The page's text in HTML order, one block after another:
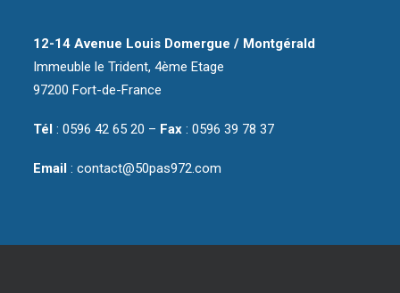
12-14 Avenue Louis Domergue / Montgérald
Immeuble le Trident, 4ème Etage
97200 Fort-de-France
Tél : 0596 42 65 20 – Fax : 0596 39 78 37
Email : contact@50pas972.com